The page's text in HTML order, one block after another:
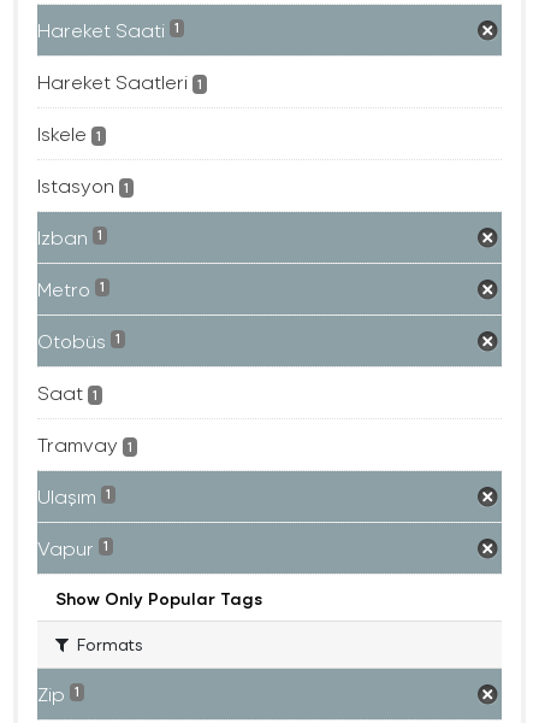
Hareket Saati 1
Hareket Saatleri 1
Iskele 1
Istasyon 1
Izban 1
Metro 1
Otobüs 1
Saat 1
Tramvay 1
Ulaşım 1
Vapur 1
Show Only Popular Tags
Formats
Zip 1